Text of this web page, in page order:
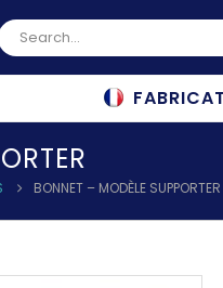
BONNET – MODÈLE SUPPORTER